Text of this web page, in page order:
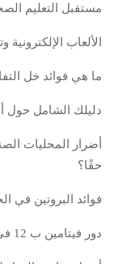
مستقبل التعليم
الألعاب
ما هي فوائد خل
دليلك الشامل حول
أضرار المحليات
حقًا؟
فوائد البروتين في
دور فيتامين ب 12 في حماية غلاف الأعصاب: صحة الجهاز العصبي